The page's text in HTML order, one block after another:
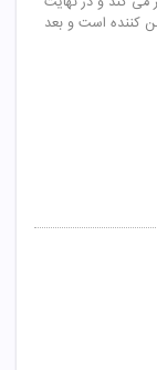
کننده است و بعد